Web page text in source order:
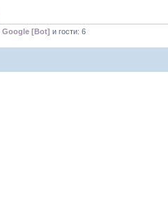
Google [Bot] и гости: 6